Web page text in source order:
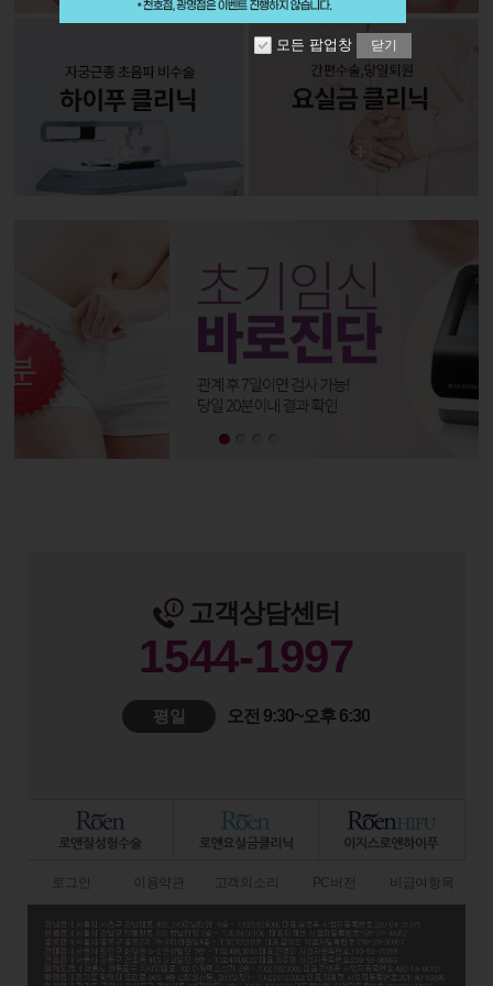
모든 팝업창 닫기
고객상담센터
1544-1997
평일 오전 9:30~오후 6:30
로그인 이용약관 고객의소리 PC버전 비급여항목